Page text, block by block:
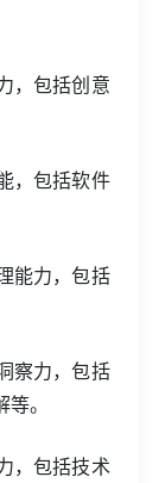
，包括创意
，包括软件
能力，包括
察力，包括
。
，包括技术